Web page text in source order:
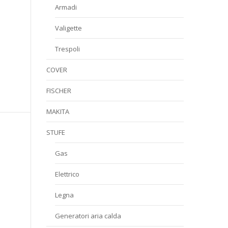
Armadi
Valigette
Trespoli
COVER
FISCHER
MAKITA
STUFE
Gas
Elettrico
Legna
Generatori aria calda